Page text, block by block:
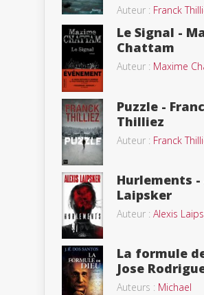
Auteur : Franck
Le Signal -
Chattam
Auteur : Maxime
Puzzle -
Thilliez
Auteur : Franck
Hurlements -
Laipsker
Auteur : Alexis
La formule
Jose
Auteurs : Michael